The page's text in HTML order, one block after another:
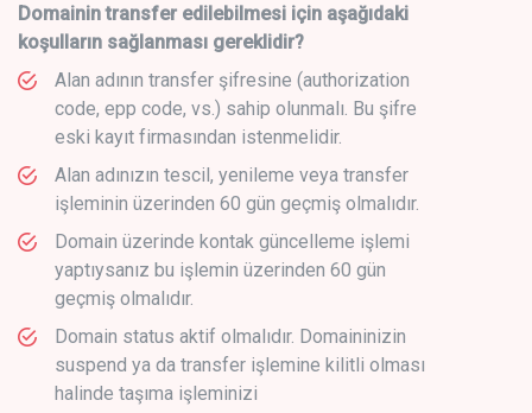
Domainin transfer edilebilmesi için aşağıdaki
koşulların sağlanması gereklidir?
Alan adının transfer şifresine (authorization
code, epp code, vs.) sahip olunmalı. Bu şifre
eski kayıt firmasından istenmelidir.
Alan adınızın tescil, yenileme veya transfer
işleminin üzerinden 60 gün geçmiş olmalıdır.
Domain üzerinde kontak güncelleme işlemi
yaptıysanız bu işlemin üzerinden 60 gün
geçmiş olmalıdır.
Domain status aktif olmalıdır. Domaininizin
suspend ya da transfer işlemine kilitli olması
halinde taşıma işleminizi